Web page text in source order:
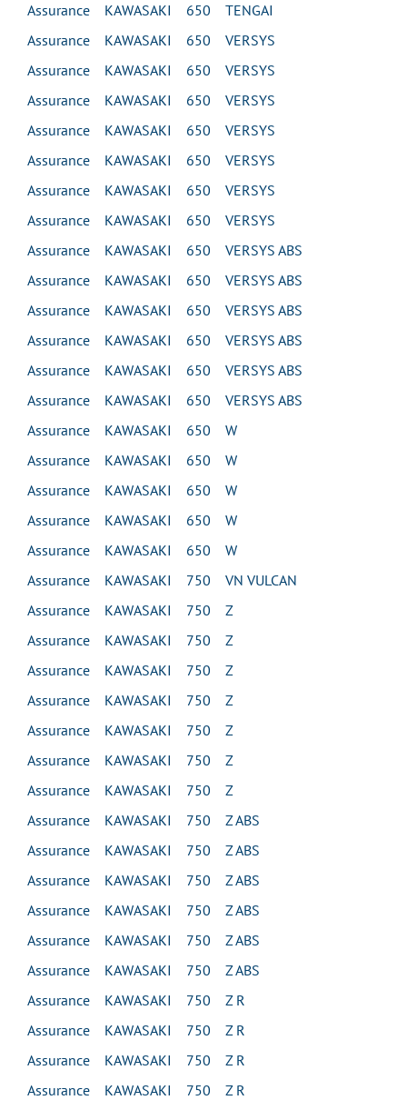
Assurance KAWASAKI 650 TENGAI
Assurance KAWASAKI 650 VERSYS
Assurance KAWASAKI 650 VERSYS
Assurance KAWASAKI 650 VERSYS
Assurance KAWASAKI 650 VERSYS
Assurance KAWASAKI 650 VERSYS
Assurance KAWASAKI 650 VERSYS
Assurance KAWASAKI 650 VERSYS
Assurance KAWASAKI 650 VERSYS ABS
Assurance KAWASAKI 650 VERSYS ABS
Assurance KAWASAKI 650 VERSYS ABS
Assurance KAWASAKI 650 VERSYS ABS
Assurance KAWASAKI 650 VERSYS ABS
Assurance KAWASAKI 650 VERSYS ABS
Assurance KAWASAKI 650 W
Assurance KAWASAKI 650 W
Assurance KAWASAKI 650 W
Assurance KAWASAKI 650 W
Assurance KAWASAKI 650 W
Assurance KAWASAKI 750 VN VULCAN
Assurance KAWASAKI 750 Z
Assurance KAWASAKI 750 Z
Assurance KAWASAKI 750 Z
Assurance KAWASAKI 750 Z
Assurance KAWASAKI 750 Z
Assurance KAWASAKI 750 Z
Assurance KAWASAKI 750 Z
Assurance KAWASAKI 750 Z ABS
Assurance KAWASAKI 750 Z ABS
Assurance KAWASAKI 750 Z ABS
Assurance KAWASAKI 750 Z ABS
Assurance KAWASAKI 750 Z ABS
Assurance KAWASAKI 750 Z ABS
Assurance KAWASAKI 750 Z R
Assurance KAWASAKI 750 Z R
Assurance KAWASAKI 750 Z R
Assurance KAWASAKI 750 Z R